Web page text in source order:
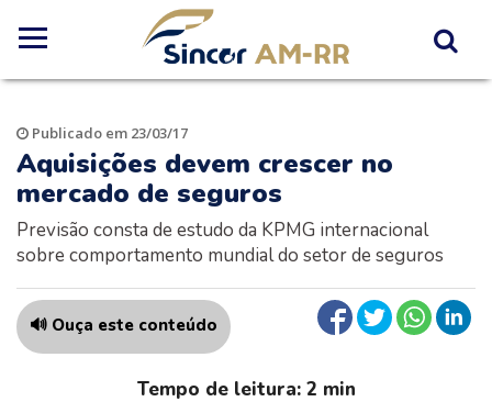
Publicado em 23/03/17
Aquisições devem crescer no
mercado de seguros
Previsão consta de estudo da KPMG internacional
sobre comportamento mundial do setor de seguros
🔊 Ouça este conteúdo